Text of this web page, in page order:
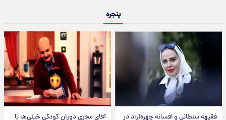
پنجره
فقیهه سلطانی و افسانه چهره‌آزاد در
آقای مجریِ دوران کودکی خیلی‌ها با